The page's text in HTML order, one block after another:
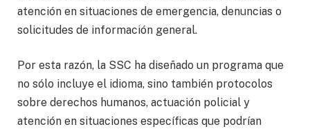
atención en situaciones de emergencia, denuncias o
solicitudes de información general.
Por esta razón, la SSC ha diseñado un programa que
no sólo incluye el idioma, sino también protocolos
sobre derechos humanos, actuación policial y
atención en situaciones específicas que podrían